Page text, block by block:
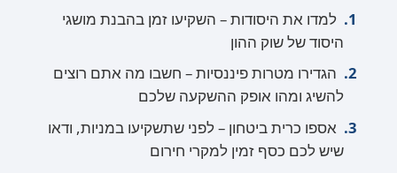
למדו את היסודות – השקיעו זמן בהבנת מושגי
היסוד של שוק ההון
הגדירו מטרות פיננסיות – חשבו מה אתם רוצים
להשיג ומהו אופק ההשקעה שלכם
אספו כרית ביטחון – לפני שתשקיעו במניות, ודאו
שיש לכם כסף זמין למקרי חירום